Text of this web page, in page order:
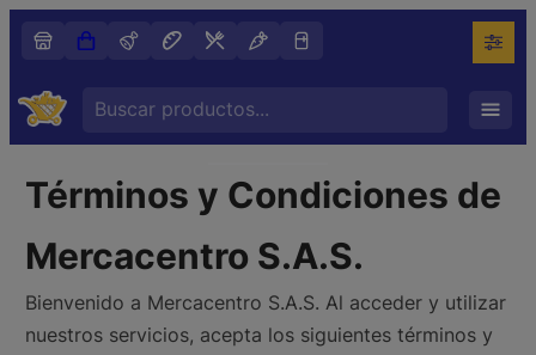
Saltar
contenidoSearch
…
Términos y Condiciones de
Mercacentro S.A.S.
Bienvenido a Mercacentro S.A.S. Al acceder y utilizar
nuestros servicios, acepta los siguientes términos y